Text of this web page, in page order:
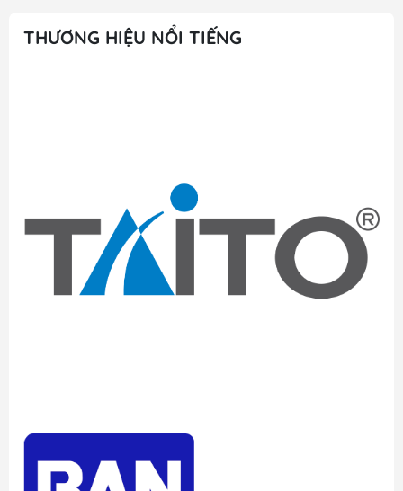
THƯƠNG HIỆU NỔI TIẾNG